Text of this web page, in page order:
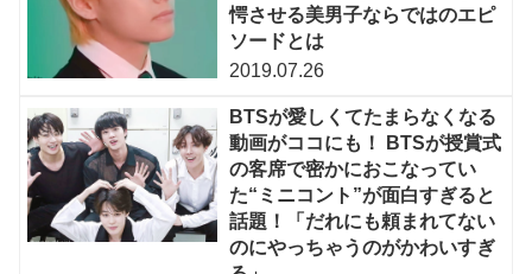
愕させる美男子ならではのエピ
ソードとは
2019.07.26
BTSが愛しくてたまらなくなる
動画がココにも！ BTSが授賞式
の客席で密かにおこなってい
た“ミニコント”が面白すぎると
話題！「だれにも頼まれてない
のにやっちゃうのがかわいすぎ